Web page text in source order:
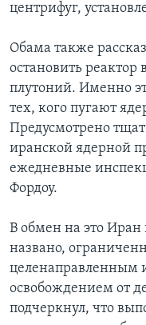
центрифуг,
Обама также
остановить реактор
плутоний. Именно
тех, кого пугают
Предусмотрено
иранской ядерной
ежедневные
Фордоу.
В обмен на это Иран
названо,
освобождением от
подчеркнул, что